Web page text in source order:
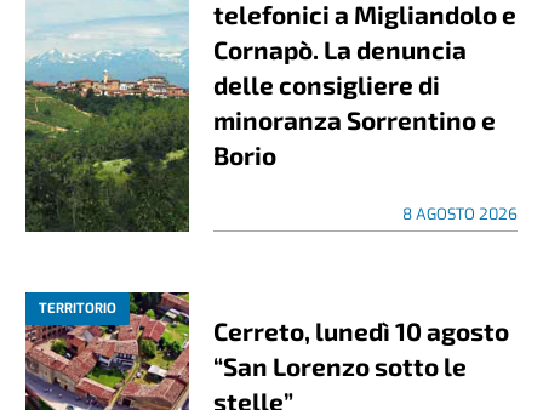
telefonici a Migliandolo e
Cornapò. La denuncia
delle consigliere di
minoranza Sorrentino e
Borio
8 AGOSTO 2026
TERRITORIO
Cerreto, lunedì 10 agosto
“San Lorenzo sotto le
stelle”